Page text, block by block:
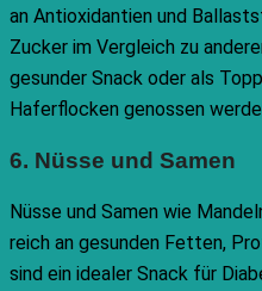
an Antioxidantien und
Zucker im Vergleich zu
gesunder Snack oder als
Haferflocken genossen
6. Nüsse und Samen
Nüsse und Samen wie
reich an gesunden Fetten,
sind ein idealer Snack für